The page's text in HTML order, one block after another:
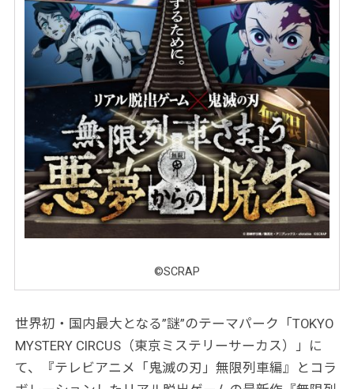
©SCRAP
世界初・国内最大となる”謎”のテーマパーク「TOKYO
MYSTERY CIRCUS（東京ミステリーサーカス）」に
て、『テレビアニメ「鬼滅の刃」無限列車編』とコラ